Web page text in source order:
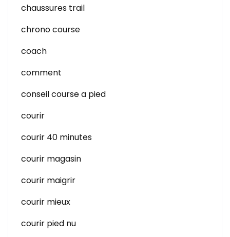
chaussures trail
chrono course
coach
comment
conseil course a pied
courir
courir 40 minutes
courir magasin
courir maigrir
courir mieux
courir pied nu